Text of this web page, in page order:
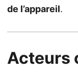
de l’appareil.
Acteurs